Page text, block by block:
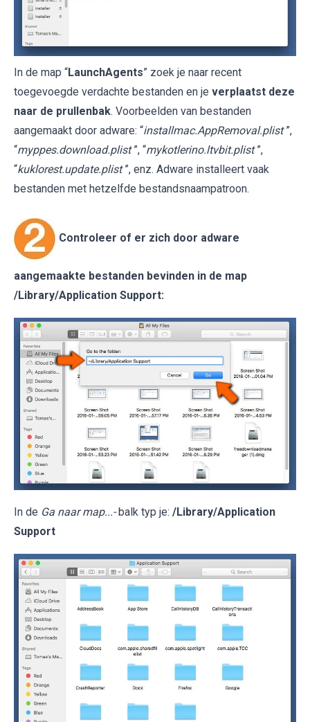
In de map “LaunchAgents” zoek je naar recent
toegevoegde verdachte bestanden en je verplaatst deze
naar de prullenbak. Voorbeelden van bestanden
aangemaakt door adware: “installmac.AppRemoval.plist ”,
“myppes.download.plist ”, “mykotlerino.ltvbit.plist ”,
“kuklorest.update.plist ”, enz. Adware installeert vaak
bestanden met hetzelfde bestandsnaampatroon.
Controleer of er zich door adware
aangemaakte bestanden bevinden in de map
/Library/Application Support:
In de Ga naar map...- balk typ je: /Library/Application
Support